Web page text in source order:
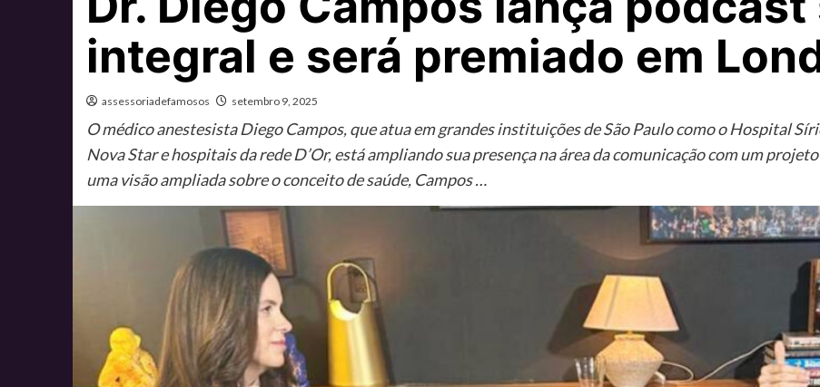
integral e será premiado em
assessoriadefamosos setembro 9, 2025
O médico anestesista Diego Campos, que atua em grandes instituições de São Paulo como o Hospital
Nova Star e hospitais da rede D’Or, está ampliando sua presença na área da comunicação com um
uma visão ampliada sobre o conceito de saúde, Campos …